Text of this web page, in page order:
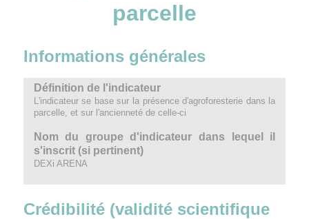
parcelle
Informations générales
Définition de l'indicateur
L'indicateur se base sur la présence d'agroforesterie dans la
parcelle, et sur l'ancienneté de celle-ci
Nom du groupe d'indicateur dans lequel il
s'inscrit (si pertinent)
DEXi ARENA
Crédibilité (validité scientifique